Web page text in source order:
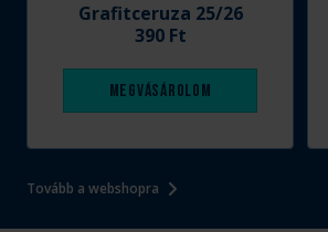
Tovább a webshopra
Grafitceruza 25/26
390 Ft
Megvásárolom